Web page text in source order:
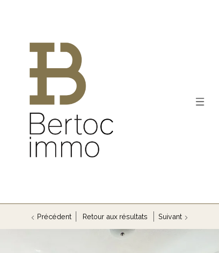
Précédent Retour aux résultats Suivant